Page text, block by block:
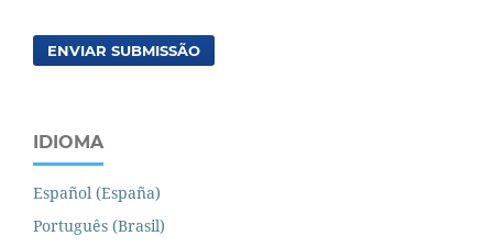
ENVIAR SUBMISSÃO
IDIOMA
Español (España)
Português (Brasil)